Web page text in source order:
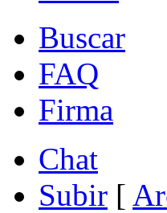
Buscar
FAQ
Firma
Chat
Subir [